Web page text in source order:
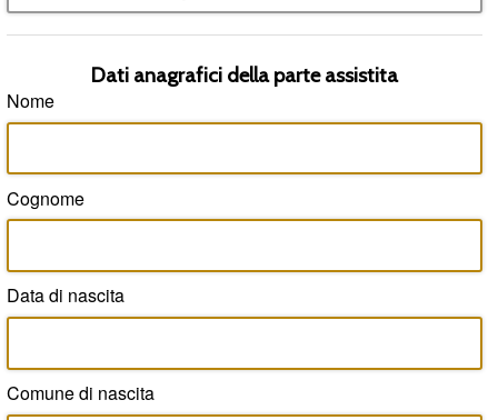
Dati anagrafici della parte assistita
Nome
Cognome
Data di nascita
Comune di nascita